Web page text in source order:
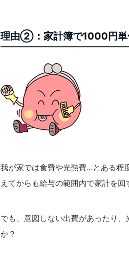
理由②：家計簿で1000円単
我が家では食費や光熱費…とある程
えてからも給与の範囲内で家計を
でも、意図しない出費があったり
か？